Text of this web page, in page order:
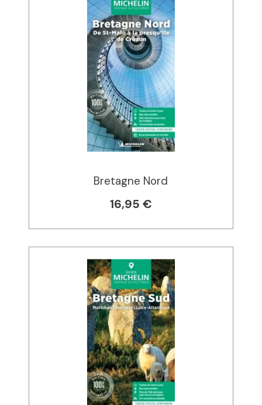
Bretagne Nord
16,95 €